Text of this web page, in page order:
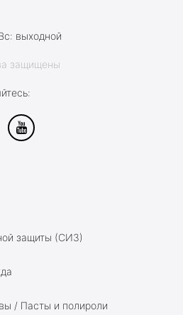
выходной
защищены
защиты (СИЗ)
/ Пасты и полироли